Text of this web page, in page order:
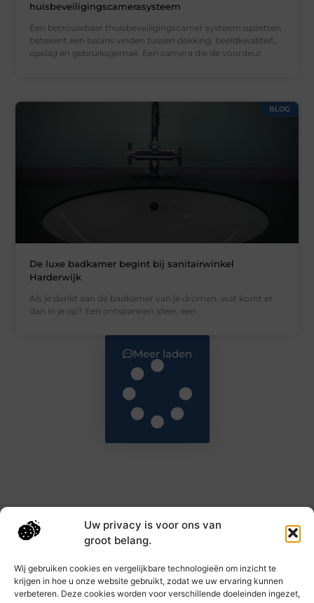
Uw privacy is voor ons van
groot belang.
Wij gebruiken cookies en vergelijkbare technologieën om inzicht te
krijgen in hoe u onze website gebruikt, zodat we uw ervaring kunnen
verbeteren. Deze cookies worden voor verschillende doeleinden ingezet,
huisbeveiligingscamerasysteem
Een betrouwbaar thuisbeveiligingscamer systeem opzetten
betekent een balans vinden tussen dekking, beeldkwaliteit,
opslag en gebruiksgemak. Een camera die de voordeur
BLOG
De luxe badkamer begint bij sanitairwinkel
Harderwijk
Als je denkt aan de badkamer van je dromen, wat komt er
dan in je op? Een ontspannen sfeer, een
Meer laden
Main Links